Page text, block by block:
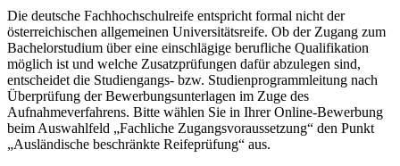
Die deutsche Fachhochschulreife entspricht formal nicht der
österreichischen allgemeinen Universitätsreife. Ob der Zugang zum
Bachelorstudium über eine einschlägige berufliche Qualifikation
möglich ist und welche Zusatzprüfungen dafür abzulegen sind,
entscheidet die Studiengangs- bzw. Studienprogrammleitung nach
Überprüfung der Bewerbungsunterlagen im Zuge des
Aufnahmeverfahrens. Bitte wählen Sie in Ihrer Online-Bewerbung
beim Auswahlfeld „Fachliche Zugangsvoraussetzung“ den Punkt
„Ausländische beschränkte Reifeprüfung“ aus.